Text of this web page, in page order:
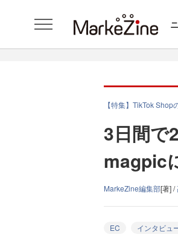
【特集】TikTok Shop
3日間で
magpic
MarkeZine編集部[著] /
EC インタビュ